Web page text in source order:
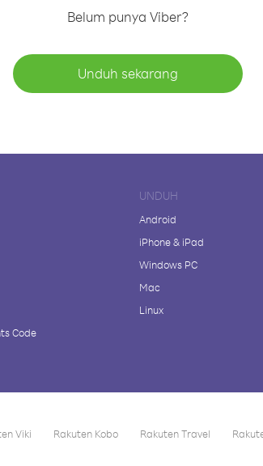
Belum punya Viber?
Unduh sekarang
Code
UNDUH
Android
iPhone & iPad
Windows PC
Mac
Linux
Viki Rakuten Kobo Rakuten Travel